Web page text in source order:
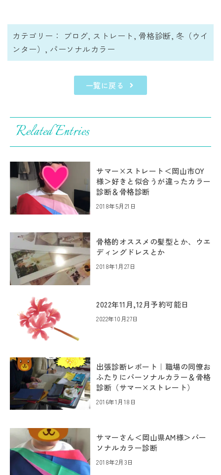
カテゴリー： ブログ, ストレート , 骨格診断, 冬（ウイ
ンター） , パーソナルカラー
一覧に戻る
Related Entries
サマー×ストレート＜岡山市OY
様＞好きと似合うが違ったカラー
診断＆骨格診断
2018年5月21日
骨格的オススメの髪型とか、ウエ
ディングドレスとか
2018年1月27日
2022年11月,12月予約可能日
2022年10月27日
出張診断レポート｜職場の同僚お
ふたりにパーソナルカラー＆骨格
診断（サマー×ストレート）
2016年1月18日
サマーさん＜岡山県AM様＞パー
ソナルカラー診断
2018年2月3日